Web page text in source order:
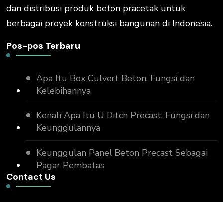
dan distribusi produk beton pracetak untuk
berbagai proyek konstruksi bangunan di Indonesia.
Pos-pos Terbaru
Apa Itu Box Culvert Beton, Fungsi dan
Kelebihannya
Kenali Apa Itu U Ditch Precast, Fungsi dan
Keunggulannya
Keunggulan Panel Beton Precast Sebagai
Pagar Pembatas
Contact Us